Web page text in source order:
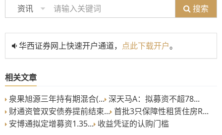
资讯 搜索
华西证券网上快速开户通道， 点此下载开户。
相关文章
泉果旭源三年持有期混合(... 深天马A：拟募资不超78...
财通资管双安债券提前结束... 首批3只保障性租赁住房R...
安博通拟定增募资1.35... 收益凭证的认购门槛